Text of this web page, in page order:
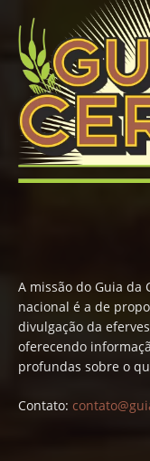
A missão do Guia da
nacional é a de
divulgação da
oferecendo
profundas sobre o
Contato: